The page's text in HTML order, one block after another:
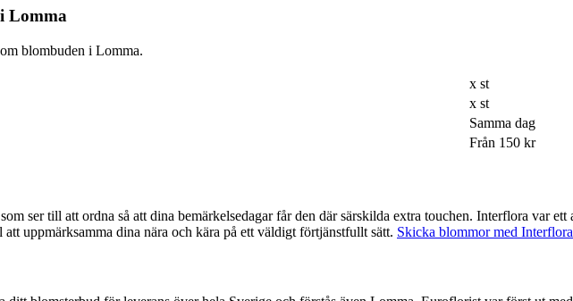
Lomma
blombuden i Lomma.
x st
x st
Samma dag
Från 150 kr
bemärkelsedagar får den där särskilda extra touchen. Interflora var ett av de företag som var tidigast ute med möjligheten att beställa via
uppmärksamma dina nära och kära på ett väldigt förtjänstfullt sätt. Skicka blommor med Interflora